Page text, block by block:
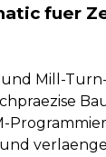
fuer
Mill-